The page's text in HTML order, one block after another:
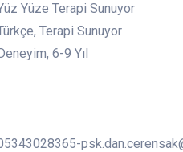
Yüze Terapi Sunuyor
Terapi Sunuyor
6-9 Yıl